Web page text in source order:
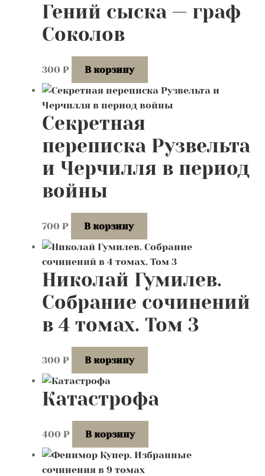
Гений сыска — граф
Соколов
300 ₽ В корзину
Секретная
переписка Рузвельта
и Черчилля в период
войны
700 ₽ В корзину
Николай Гумилев.
Собрание сочинений
в 4 томах. Том 3
300 ₽ В корзину
Катастрофа
400 ₽ В корзину